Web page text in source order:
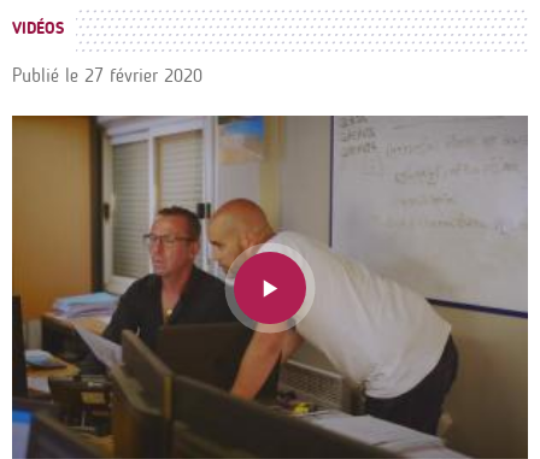
VIDÉOS
Publié le 27 février 2020